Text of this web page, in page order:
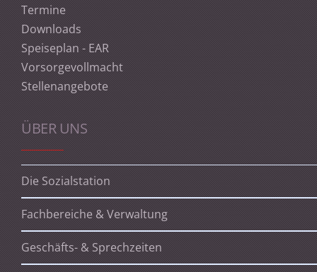
Termine
Downloads
Speiseplan - EAR
Vorsorgevollmacht
Stellenangebote
ÜBER UNS
Die Sozialstation
Fachbereiche & Verwaltung
Geschäfts- & Sprechzeiten